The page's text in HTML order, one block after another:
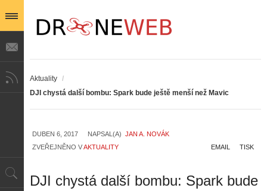
Aktuality /
DJI chystá další bombu: Spark bude ještě menší než Mavic
DUBEN 6, 2017 NAPSAL(A) JAN A. NOVÁK
ZVEŘEJNĚNO VAKTUALITY TISK
EMAIL
DJI chystá další bombu: Spark bude